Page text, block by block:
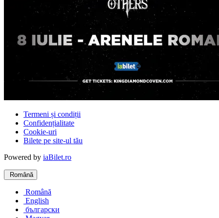
Termeni și condiții
Confidențialitate
Cookie-uri
Bilete pe site-ul tău
Powered by iaBilet.ro
Română
Română
English
български